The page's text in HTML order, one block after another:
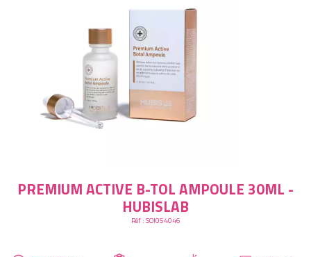
Créer mon compte
PREMIUM ACTIVE B-TOL AMPOULE 30ML -
HUBISLAB
Réf :SOI054046